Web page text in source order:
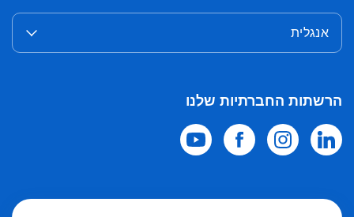
אנגלית
הרשתות החברתיות שלנו